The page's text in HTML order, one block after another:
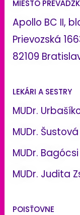
MIESTO
Apollo BC II,
Prievozská
82109
LEKÁRI A SESTRY
MUDr.
MUDr.
MUDr.
MUDr. Judita
POISŤOVNE